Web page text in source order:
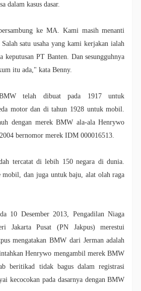
dalam kasus dasar.
ke MA. Kami masih menanti
satu usaha yang kami kerjakan ialah
keputusan PT Banten. Dan sesungguhnya
itu ada," kata Benny.
BMW telah dibuat pada 1917 untuk
motor dan di tahun 1928 untuk mobil.
dengan merek BMW ala-ala Henrywo
bernomor merek IDM 000016513.
tercatat di lebih 150 negara di dunia.
mobil, dan juga untuk baju, alat olah raga
10 Desember 2013, Pengadilan Niaga
Jakarta Pusat (PN Jakpus) merestui
mengatakan BMW dari Jerman adalah
Henrywo mengambil merek BMW
beritikad tidak bagus dalam registrasi
kecocokan pada dasarnya dengan BMW